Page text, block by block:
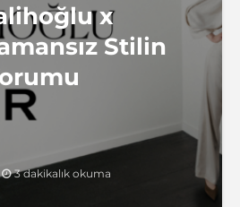
x
Stilin
3 dakikalık okuma